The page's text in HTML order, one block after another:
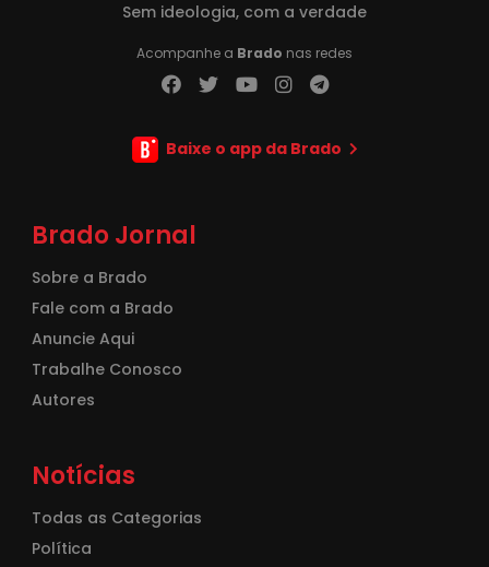
Sem ideologia, com a verdade
Acompanhe a Brado nas redes
Baixe o app da Brado
Brado Jornal
Sobre a Brado
Fale com a Brado
Anuncie Aqui
Trabalhe Conosco
Autores
Notícias
Todas as Categorias
Política